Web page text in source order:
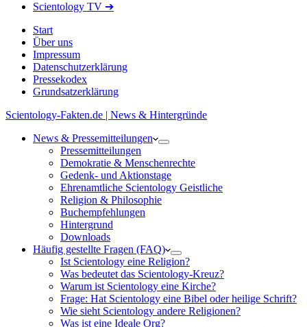
Scientology TV ➔
Start
Über uns
Impressum
Datenschutzerklärung
Pressekodex
Grundsatzerklärung
Scientology-Fakten.de | News & Hintergründe
News & Pressemitteilungen
Pressemitteilungen
Demokratie & Menschenrechte
Gedenk- und Aktionstage
Ehrenamtliche Scientology Geistliche
Religion & Philosophie
Buchempfehlungen
Hintergrund
Downloads
Häufig gestellte Fragen (FAQ)
Ist Scientology eine Religion?
Was bedeutet das Scientology-Kreuz?
Warum ist Scientology eine Kirche?
Frage: Hat Scientology eine Bibel oder heilige Schrift?
Wie sieht Scientology andere Religionen?
Was ist eine Ideale Org?